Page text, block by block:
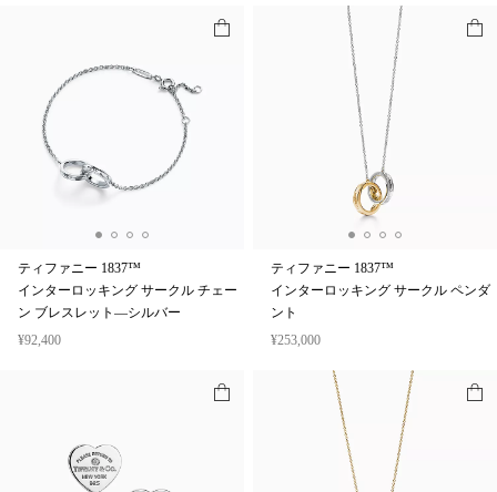
ティファニー 1837™
インターロッキング サークル チェー
ン ブレスレット—シルバー
¥92,400
ティファニー 1837™
インターロッキング サークル ペンダ
ント
¥253,000